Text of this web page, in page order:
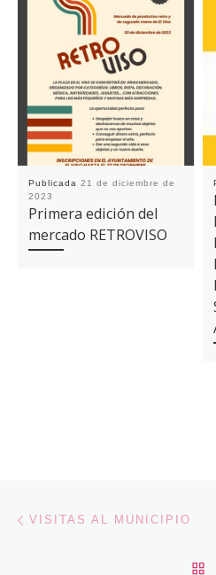
Publicada 21 de diciembre de
2023
Primera edición del
mercado RETROVISO
Navegación de
VISITAS AL MUNICIPIO